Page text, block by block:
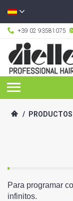
+39 02 93581075
/ PRODUCTOS
Para programar
infinitos.